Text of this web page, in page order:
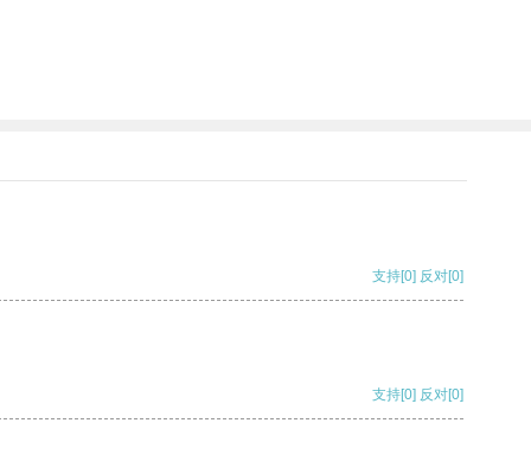
支持[0] 反对[0]
支持[0] 反对[0]